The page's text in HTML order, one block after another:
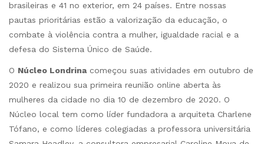
brasileiras e 41 no exterior, em 24 países. Entre nossas
pautas prioritárias estão a valorização da educação, o
combate à violência contra a mulher, igualdade racial e a
defesa do Sistema Único de Saúde.
O Núcleo Londrinacomeçou suas atividades em outubro de
2020 e realizou sua primeira reunião online aberta às
mulheres da cidade no dia 10 de dezembro de 2020. O
Núcleo local tem como líder fundadora a arquiteta Charlene
Tófano, e como líderes colegiadas a professora universitária